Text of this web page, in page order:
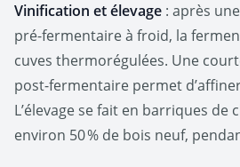
Vinification et élevage : après
pré‑fermentaire à froid, la
cuves thermorégulées. Une
post‑fermentaire permet
L’élevage se fait en barriques de
environ 50 % de bois neuf,